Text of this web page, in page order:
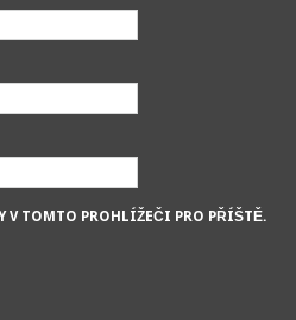
V TOMTO PROHLÍŽEČI PRO PŘÍŠTĚ.